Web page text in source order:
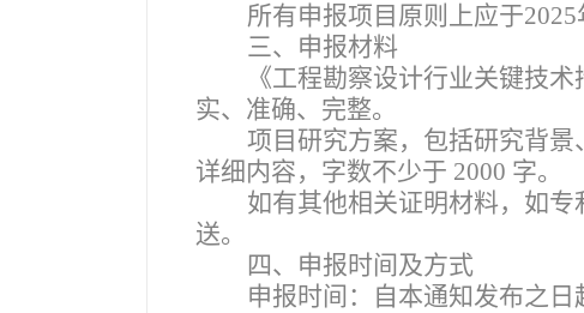
所有申报项目原则上应于2025
三、申报材料
《工程勘察设计行业关键技
实、准确、完整。
项目研究方案，包括研究背
详细内容，字数不少于 2000 字。
如有其他相关证明材料，如
送。
四、申报时间及方式
申报时间：自本通知发布之日